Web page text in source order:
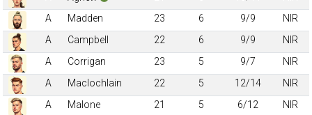
A
Madden 23 6 9/9
NIR
A
Campbell 22 6 9/9
NIR
A
Corrigan 23 5 9/7
NIR
A
Maclochlain 22 5 12/14
NIR
A
Malone 21 5 6/12
NIR